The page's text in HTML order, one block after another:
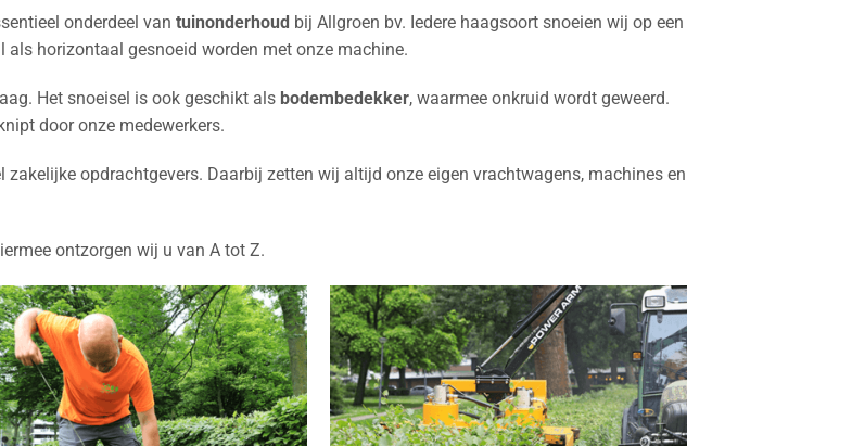
onderdeel van tuinonderhoud bij Allgroen bv. Iedere haagsoort snoeien wij op een
horizontaal gesnoeid worden met onze machine.
Het snoeisel is ook geschikt als bodembedekker, waarmee onkruid wordt geweerd.
door onze medewerkers.
opdrachtgevers. Daarbij zetten wij altijd onze eigen vrachtwagens, machines en
ontzorgen wij u van A tot Z.